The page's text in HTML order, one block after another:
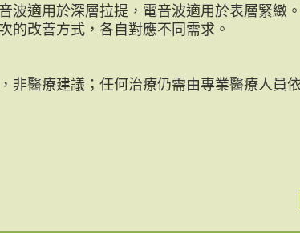
波適用於深層拉提，電音波適用於表層緊緻
的改善方式，各自對應不同需求。
非醫療建議；任何治療仍需由專業醫療人員